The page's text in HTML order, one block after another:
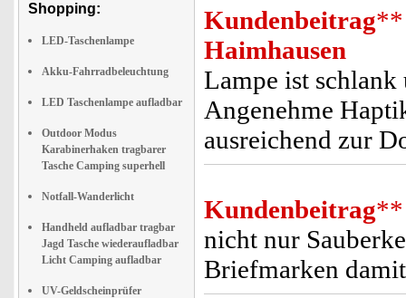
Shopping:
LED-Taschenlampe
Akku-Fahrradbeleuchtung
LED Taschenlampe aufladbar
Outdoor Modus
Karabinerhaken tragbarer
Tasche Camping superhell
Notfall-Wanderlicht
Handheld aufladbar tragbar
Jagd Tasche wiederaufladbar
Licht Camping aufladbar
UV-Geldscheinprüfer
Kundenbeitrag**
Haimhausen
Lampe ist
Angenehme
ausreichend zur
Kundenbeitrag**
nicht nur
Briefmarken